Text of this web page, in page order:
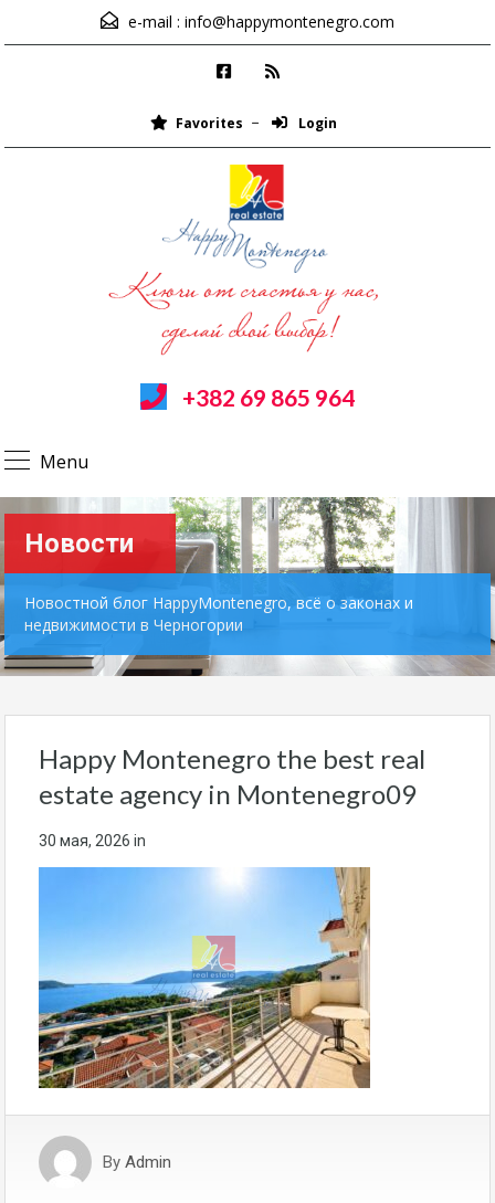
e-mail : info@happymontenegro.com
Favorites Login
+382 69 865 964
Menu
Новости
Новостной блог HappyMontenegro, всё о законах и
недвижимости в Черногории
Happy Montenegro the best real
estate agency in Montenegro09
30 мая, 2026 in
By Admin